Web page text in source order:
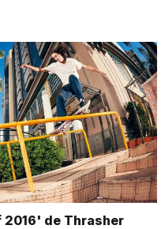
2016' de Thrasher